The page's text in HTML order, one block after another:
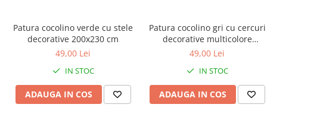
Patura cocolino verde cu stele
decorative 200x230 cm
49,00 Lei
IN STOC
ADAUGA IN COS
Patura cocolino gri cu cercuri
decorative multicolore
200x230 cm
49,00 Lei
IN STOC
ADAUGA IN COS